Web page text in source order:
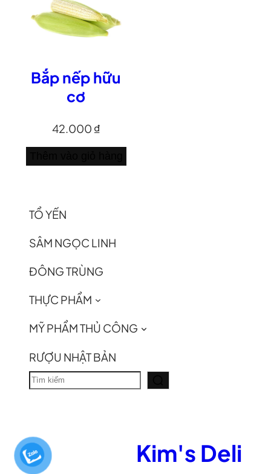
Bắp nếp hữu
cơ
42.000 ₫
TỔ YẾN
SÂM NGỌC LINH
ĐÔNG TRÙNG
THỰC PHẨM
MỸ PHẨM THỦ CÔNG
RƯỢU NHẬT BẢN
T
i
ế
Kim's Deli